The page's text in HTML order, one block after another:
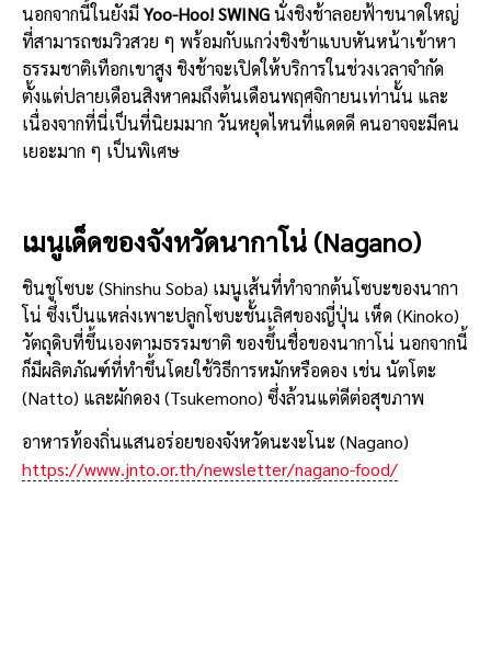
นอกจากนี้ในยังมี Yoo-Hoo! SWINGนั่งชิงช้าลอยฟ้าขนาดใหญ่
ที่สามารถชมวิวสวย ๆ พร้อมกับแกว่งชิงช้าแบบหันหน้าเข้าหา
ธรรมชาติเทือกเขาสูง ชิงช้าจะเปิดให้บริการในช่วงเวลาจำกัด
ตั้งแต่ปลายเดือนสิงหาคมถึงต้นเดือนพฤศจิกายนเท่านั้น และ
เนื่องจากที่นี่เป็นที่นิยมมาก วันหยุดไหนที่แดดดี คนอาจจะมีคน
เยอะมาก ๆ เป็นพิเศษ
เมนูเด็ดของจังหวัดนากาโน่ (Nagano)
ชินชูโซบะ (Shinshu Soba) เมนูเส้นที่ทำจากต้นโซบะของนากา
โน่ ซึ่งเป็นแหล่งเพาะปลูกโซบะชั้นเลิศของญี่ปุ่น เห็ด (Kinoko)
วัตถุดิบที่ขึ้นเองตามธรรมชาติ ของขึ้นชื่อของนากาโน่ นอกจากนี้
ก็มีผลิตภัณฑ์ที่ทำขึ้นโดยใช้วิธีการหมักหรือดอง เช่น นัตโตะ
(Natto) และผักดอง (Tsukemono) ซึ่งล้วนแต่ดีต่อสุขภาพ
อาหารท้องถิ่นแสนอร่อยของจังหวัดนะงะโนะ (Nagano)
https://www.jnto.or.th/newsletter/nagano-food/